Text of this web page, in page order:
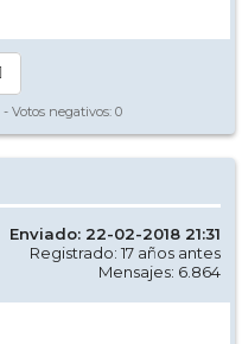
- Votos negativos: 0
Enviado: 22-02-2018 21:31
Registrado: 17 años antes
Mensajes: 6.864